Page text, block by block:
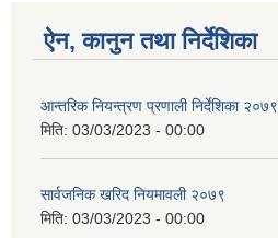
ऐन, कानुन तथा निर्देशिका
आन्तरिक नियन्त्रण प्रणाली निर्देशिका २०७९
मिति: 03/03/2023 - 00:00
सार्वजनिक खरिद नियमावली २०७९
मिति: 03/03/2023 - 00:00